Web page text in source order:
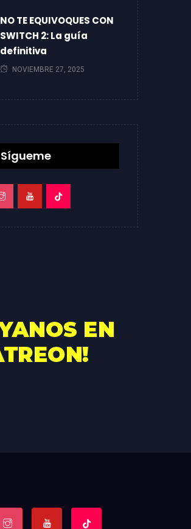
NO TE EQUIVOQUES CON
SWITCH 2: La guía
definitiva
NOVIEMBRE 27, 2025
Sígueme